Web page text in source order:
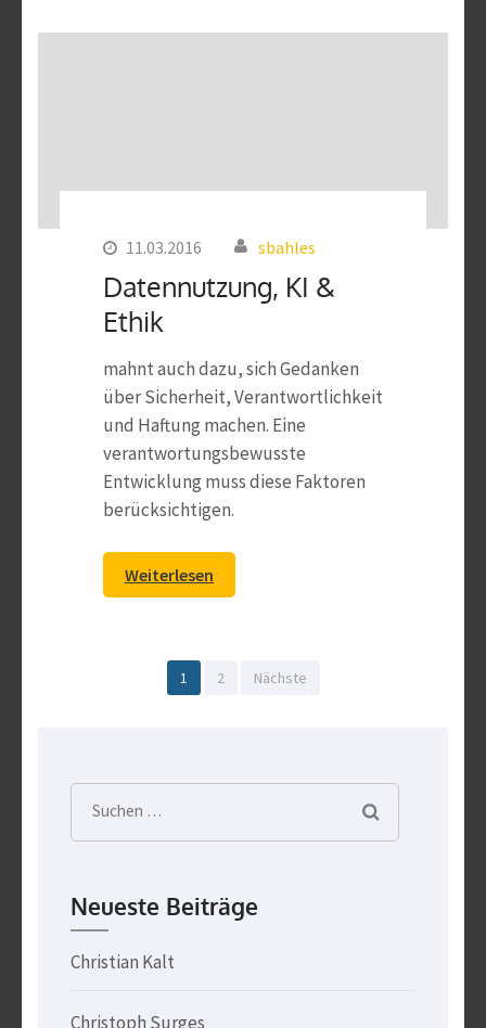
11.03.2016 sbahles
Datennutzung, KI &
Ethik
mahnt auch dazu, sich Gedanken
über Sicherheit, Verantwortlichkeit
und Haftung machen. Eine
verantwortungsbewusste
Entwicklung muss diese Faktoren
berücksichtigen.
Weiterlesen
Beitragsnavigation
Seite
1 Seite
2 Nächste
Suchen
nach:
Neueste Beiträge
Christian Kalt
Christoph Surges